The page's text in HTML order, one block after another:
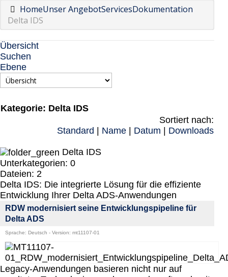
HomeUnser AngebotServicesDokumentation
Delta IDS
Übersicht
Suchen
Ebene
Kategorie: Delta IDS
Sortiert nach:
Standard
Name Datum Downloads
Delta IDS
Unterkategorien: 0
Dateien: 2
Delta IDS: Die integrierte Lösung für die effiziente
Entwicklung Ihrer Delta ADS-Anwendungen
RDW modernisiert seine Entwicklungspipeline für
Delta ADS
Sprache: Deutsch - Version: mt11107-01
Legacy-Anwendungen basieren nicht nur auf